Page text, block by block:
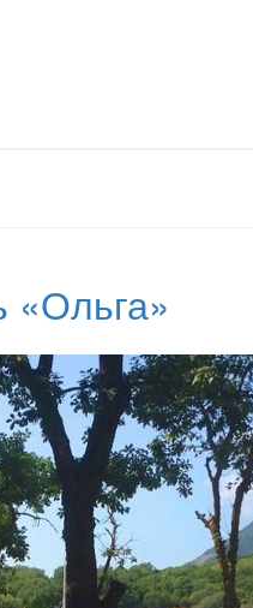
«Ольга»